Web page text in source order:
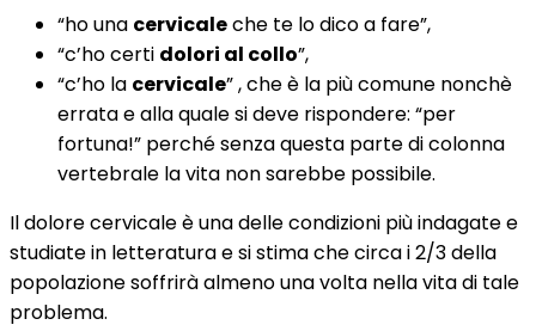
“ho una cervicaleche te lo dico a fare”,
“c’ho certi dolori al collo”,
“c’ho la cervicale” , che è la più comune nonchè
errata e alla quale si deve rispondere: “per
fortuna!” perché senza questa parte di colonna
vertebrale la vita non sarebbe possibile.
Il dolore cervicale è una delle condizioni più indagate e
studiate in letteratura e si stima che circa i 2/3 della
popolazione soffrirà almeno una volta nella vita di tale
problema.